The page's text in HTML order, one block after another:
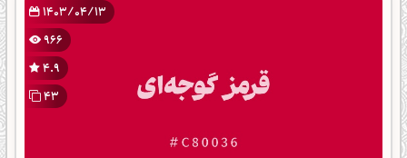
1403/04/13
966
4.9
43